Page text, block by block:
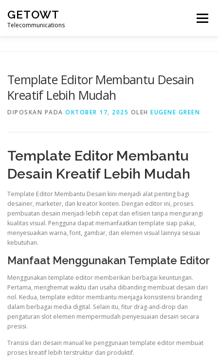
konten
GETOWT
Telecommunications
Menu
Template Editor Membantu Desain
Kreatif Lebih Mudah
DIPOSKAN PADA OKTOBER 17, 2025 OLEH EUGENE GREEN
Template Editor Membantu
Desain Kreatif Lebih Mudah
Template Editor Membantu Desain kini menjadi alat penting bagi
desainer, marketer, dan kreator konten. Dengan editor ini, proses
pembuatan desain menjadi lebih cepat dan efisien tanpa mengurangi
kualitas visual. Pengguna dapat memanfaatkan template siap pakai,
menyesuaikan warna, font, gambar, dan elemen visual lainnya sesuai
kebutuhan.
Manfaat Menggunakan Template Editor
Menggunakan template editor memberikan berbagai keuntungan.
Pertama, menghemat waktu dan usaha dibanding membuat desain dari
nol. Kedua, template editor membantu menjaga konsistensi branding
dalam berbagai media digital. Selain itu, fitur drag-and-drop dan
pengaturan slot elemen mempermudah penyesuaian desain secara
presisi.
Transisi dari desain manual ke penggunaan template editor membuat
proses kreatif lebih terstruktur dan produktif.